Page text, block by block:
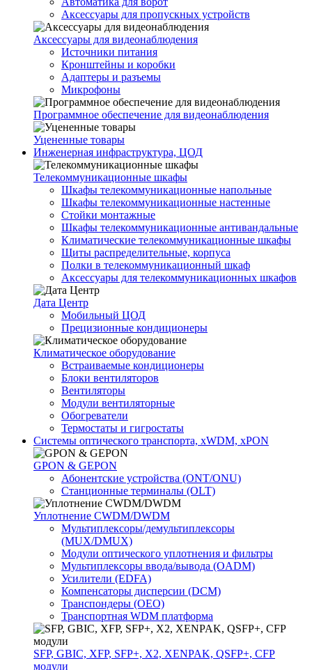
Аксессуары для пропускных устройств
Аксессуары для видеонаблюдения
Источники питания
Кронштейны и коробки
Адаптеры и разъемы
Микрофоны
Программное обеспечение для видеонаблюдения
Уцененные товары
Инженерная инфраструктура, ЦОД
Телекоммуникационные шкафы
Шкафы телекоммуникационные напольные
Шкафы телекоммуникационные настенные
Стойки монтажные
Шкафы телекоммуникационные антивандальные
Климатические телекоммуникационные шкафы
Щиты распределительные, корпуса
Полки в телекоммуникационный шкаф
Аксессуары для телекоммуникационных шкафов
Дата Центр
Мобильный ЦОД
Прецизионные кондиционеры
Климатичeское оборудование
Встраиваемые кондиционеры
Блоки вентиляторов
Вентиляторы
Модули вентиляторные
Обогреватели
Термостаты и гигростаты
Системы оптического транспорта, xWDM, xPON
GPON & GEPON
Абонентские устройства (ONT/ONU)
Станционные терминалы (OLT)
Уплотнение CWDM/DWDM
Мультиплексоры/демультиплексоры
(MUX/DMUX)
Модули оптического уплотнения и фильтры
Мультиплексоры ввода/вывода (OADM)
Усилители (EDFA)
Компенсаторы дисперсии (DCM)
Транспондеры (OEO)
Транспортная WDM платформа
SFP, GBIC, XFP, SFP+, X2, XENPAK, QSFP+, CFP
модули